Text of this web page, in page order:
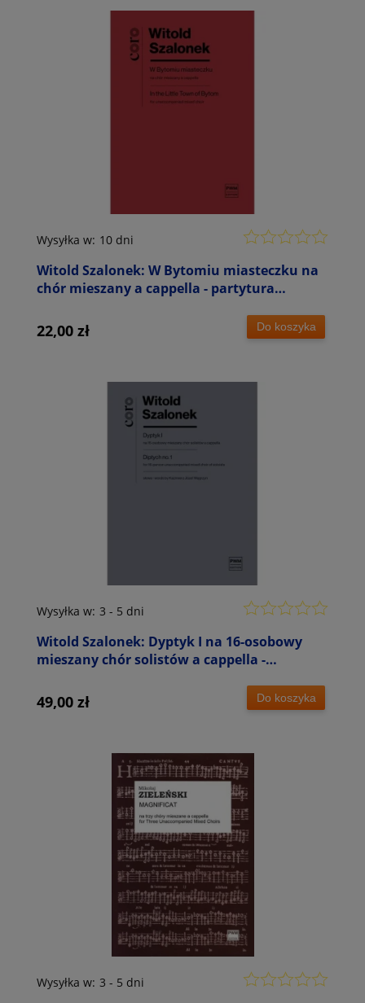
Witold Szalonek: W Bytomiu miasteczku na
chór mieszany a cappella - partytura
Wysyłka w: 10 dni
22,00 zł Do koszyka
Witold Szalonek: Dyptyk I na 16-osobowy
mieszany chór solistów a cappella -
Wysyłka w: 3 - 5 dni
49,00 zł Do koszyka
Wysyłka w: 3 - 5 dni